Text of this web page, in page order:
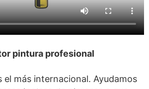
pintura profesional
el más internacional. Ayudamos